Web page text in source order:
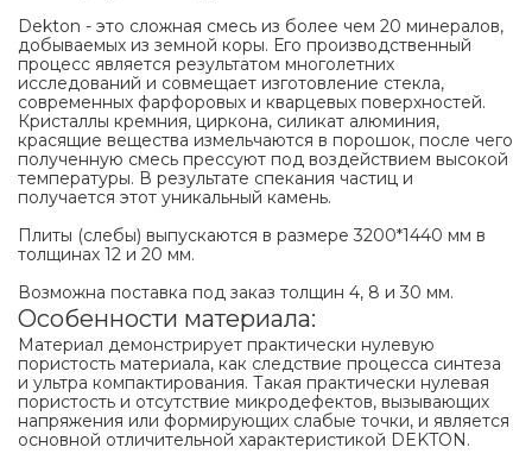
Dekton - это сложная смесь из более чем 20 минералов,
добываемых из земной коры. Его производственный
процесс является результатом многолетних
исследований и совмещает изготовление стекла,
современных фарфоровых и кварцевых поверхностей.
Кристаллы кремния, циркона, силикат алюминия,
красящие вещества измельчаются в порошок, после чего
полученную смесь прессуют под воздействием высокой
температуры. В результате спекания частиц и
получается этот уникальный камень.
Плиты (слебы) выпускаются в размере 3200*1440 мм в
толщинах 12 и 20 мм.
Возможна поставка под заказ толщин 4, 8 и 30 мм.
Особенности материала:
Материал демонстрирует практически нулевую
пористость материала, как следствие процесса синтеза
и ультра компактирования. Такая практически нулевая
пористость и отсутствие микродефектов, вызывающих
напряжения или формирующих слабые точки, и является
основной отличительной характеристикой DEKTON.